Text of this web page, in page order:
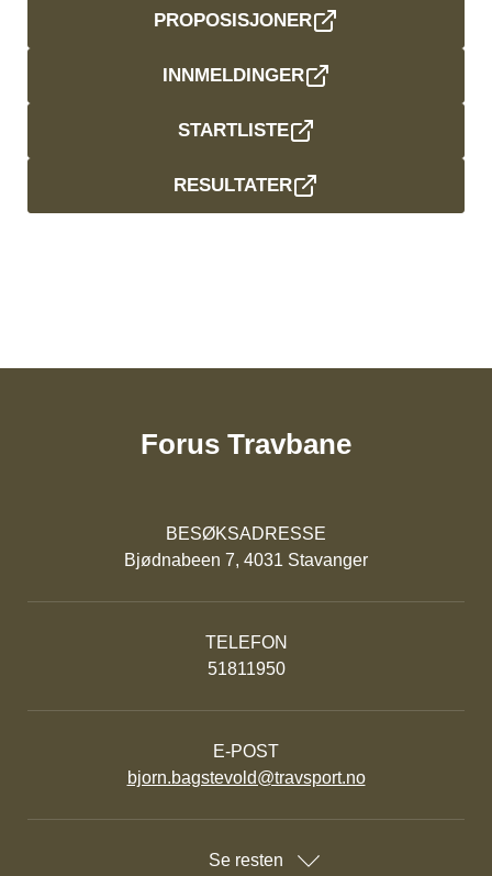
PROPOSISJONER
INNMELDINGER
STARTLISTE
RESULTATER
Forus Travbane
BESØKSADRESSE
Bjødnabeen 7, 4031 Stavanger
TELEFON
51811950
E-POST
bjorn.bagstevold@travsport.no
Se resten